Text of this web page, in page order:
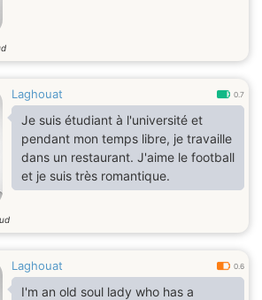
Laghouat 0.7
Je suis étudiant à l'université et
pendant mon temps libre, je travaille
dans un restaurant. J'aime le football
et je suis très romantique.
Laghouat 0.6
I'm an old soul lady who has a